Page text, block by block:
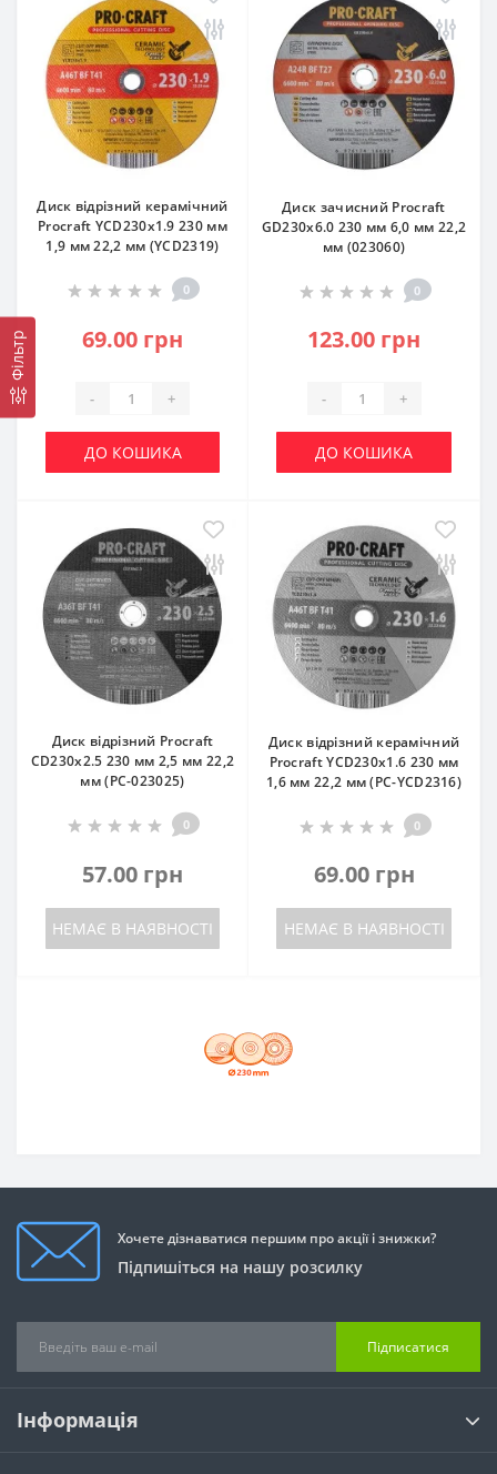
Фільтр
Диск відрізний керамічний
Procraft YCD230x1.9 230 мм
1,9 мм 22,2 мм (YCD2319)
0
69.00 грн
- +
ДО КОШИКА
Диск зачисний Procraft
GD230x6.0 230 мм 6,0 мм 22,2
мм (023060)
0
123.00 грн
- +
ДО КОШИКА
Диск відрізний Procraft
CD230x2.5 230 мм 2,5 мм 22,2
мм (PC-023025)
0
57.00 грн
НЕМАЄ В НАЯВНОСТІ
Диск відрізний керамічний
Procraft YCD230x1.6 230 мм
1,6 мм 22,2 мм (PC-YCD2316)
0
69.00 грн
НЕМАЄ В НАЯВНОСТІ
Хочете дізнаватися першим про акції і знижки?
Підпишіться на нашу розсилку
Підписатися
Інформація